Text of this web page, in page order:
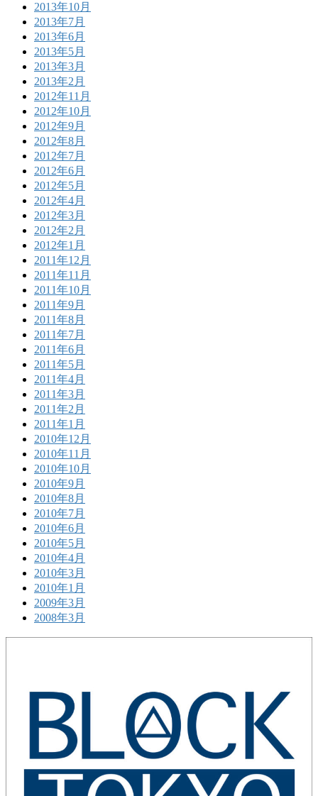
2013年10月
2013年7月
2013年6月
2013年5月
2013年3月
2013年2月
2012年11月
2012年10月
2012年9月
2012年8月
2012年7月
2012年6月
2012年5月
2012年4月
2012年3月
2012年2月
2012年1月
2011年12月
2011年11月
2011年10月
2011年9月
2011年8月
2011年7月
2011年6月
2011年5月
2011年4月
2011年3月
2011年2月
2011年1月
2010年12月
2010年11月
2010年10月
2010年9月
2010年8月
2010年7月
2010年6月
2010年5月
2010年4月
2010年3月
2010年1月
2009年3月
2008年3月